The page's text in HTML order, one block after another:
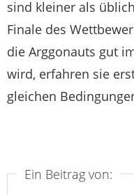
sind kleiner als
Finale des
die Arggonauts gut
wird, erfahren sie
gleichen
Ein Beitrag von: